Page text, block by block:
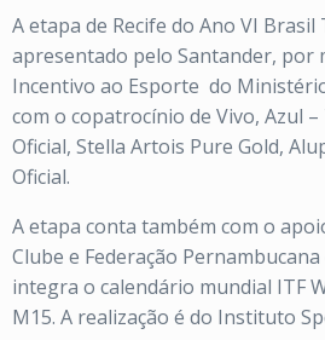
A etapa de Recife do Ano VI Brasil
apresentado pelo Santander, por
Incentivo ao Esporte do
com o copatrocínio de Vivo, Azul
Oficial, Stella Artois Pure Gold,
Oficial.
A etapa conta também com o
Clube e Federação Pernambucana
integra o calendário mundial ITF
M15. A realização é do Instituto